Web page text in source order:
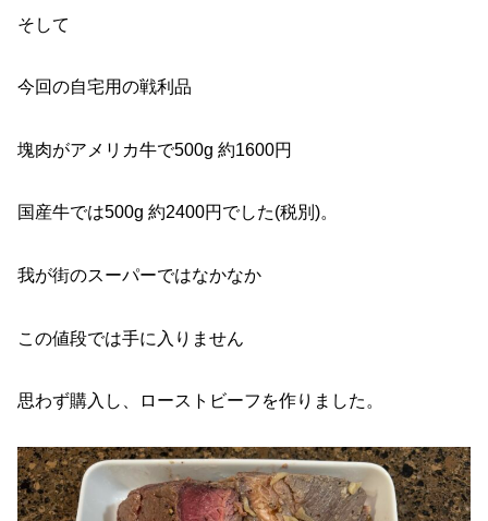
そして
今回の自宅用の戦利品
塊肉がアメリカ牛で500g 約1600円
国産牛では500g 約2400円でした(税別)。
我が街のスーパーではなかなか
この値段では手に入りません
思わず購入し、ローストビーフを作りました。